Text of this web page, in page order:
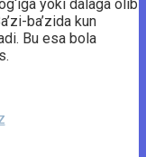
yoki dalaga olib
ba’zida kun
Bu esa bola